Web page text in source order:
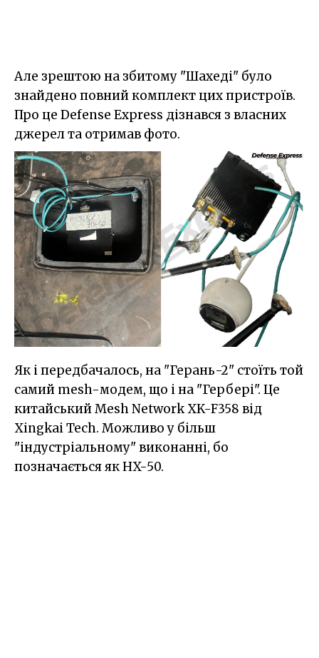
Але зрештою на збитому "Шахеді" було
знайдено повний комплект цих пристроїв.
Про це Defense Express дізнався з власних
джерел та отримав фото.
Як і передбачалось, на "Герань-2" стоїть той
самий mesh-модем, що і на "Гербері". Це
китайський Mesh Network XK-F358 від
Xingkai Tech. Можливо у більш
"індустріальному" виконанні, бо
позначається як HX-50.